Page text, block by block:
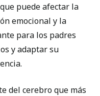
puede afectar la
emocional y la
para los padres
y adaptar su
del cerebro que más